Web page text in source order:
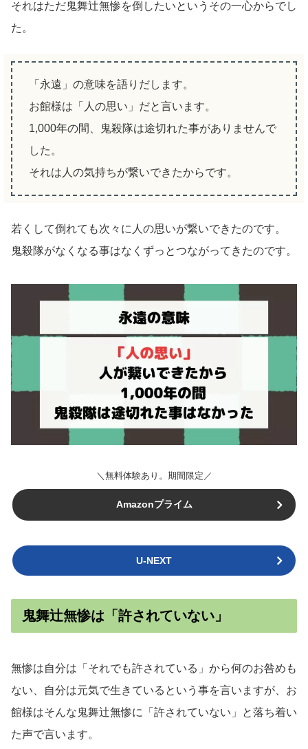
それはただ鬼舞辻無惨を倒したいというその一心からでし
た。
「永遠」の意味を語りだします。
お館様は「人の思い」だと言います。
1,000年の間、鬼殺隊は途切れた事がありませんで
した。
それは人の気持ちが繋いできたからです。
若くして倒れても次々に人の思いが繋いできたのです。
鬼殺隊がなくなる事はなくずっとつながってきたのです。
＼無料体験あり。期間限定／
Amazonプライム
U-NEXT
鬼舞辻無惨は「許されていない」
無惨は自分は「それでも許されている」から何のお咎めも
ない、自分は元気で生きているという事を言いますが、お
館様はそんな鬼舞辻無惨に「許されていない」と落ち着い
た声で言います。